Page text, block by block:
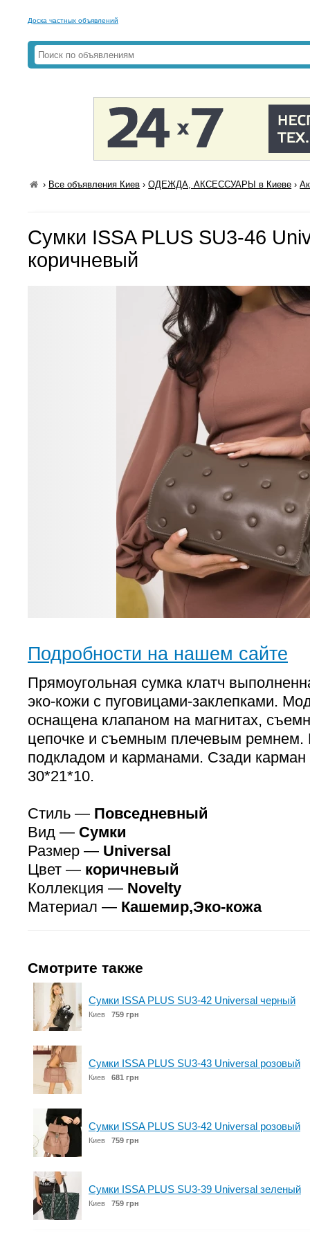
Доска частных объявлений
› Все объявления Киев ›ОДЕЖДА, АКСЕССУАРЫ в Киеве ›
Сумки ISSA PLUS SU3-46
коричневый
Подробности на нашем сайте
Прямоугольная сумка клатч
эко-кожи с пуговицами-заклепками.
оснащена клапаном на магнитах,
цепочке и съемным плечевым ремнем.
подкладом и карманами. Сзади
30*21*10.
Стиль — Повседневный
Вид — Сумки
Размер — Universal
Цвет — коричневый
Коллекция — Novelty
Материал — Кашемир,Эко-кожа
Смотрите также
Сумки ISSA PLUS SU3-42 Universal черный
Киев 759 грн
Сумки ISSA PLUS SU3-43 Universal розовый
Киев 681 грн
Сумки ISSA PLUS SU3-42 Universal розовый
Киев 759 грн
Сумки ISSA PLUS SU3-39 Universal зеленый
Киев 759 грн